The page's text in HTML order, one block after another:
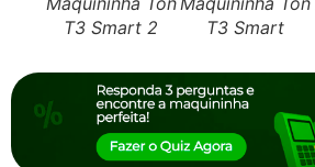
T3 Smart 2
T3 Smart